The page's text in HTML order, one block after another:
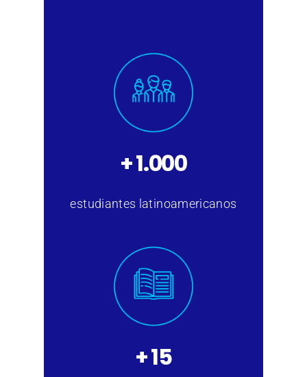
+ 1.000
estudiantes latinoamericanos
+ 15